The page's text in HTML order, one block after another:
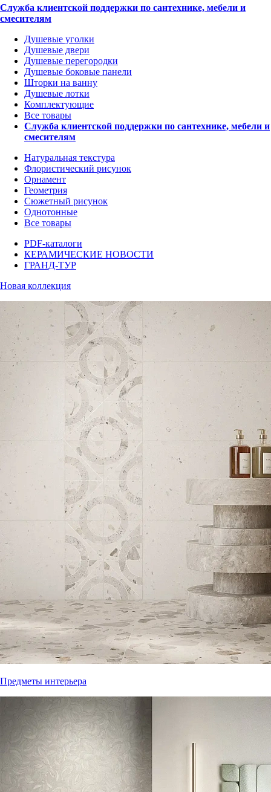
Служба клиентской поддержки по сантехнике, мебели и
смесителям
Душевые уголки
Душевые двери
Душевые перегородки
Душевые боковые панели
Шторки на ванну
Душевые лотки
Комплектующие
Все товары
Служба клиентской поддержки по сантехнике, мебели и
смесителям
Натуральная текстура
Флористический рисунок
Орнамент
Геометрия
Сюжетный рисунок
Однотонные
Все товары
PDF-каталоги
КЕРАМИЧЕСКИЕ НОВОСТИ
ГРАНД-ТУР
Новая коллекция
Предметы интерьера